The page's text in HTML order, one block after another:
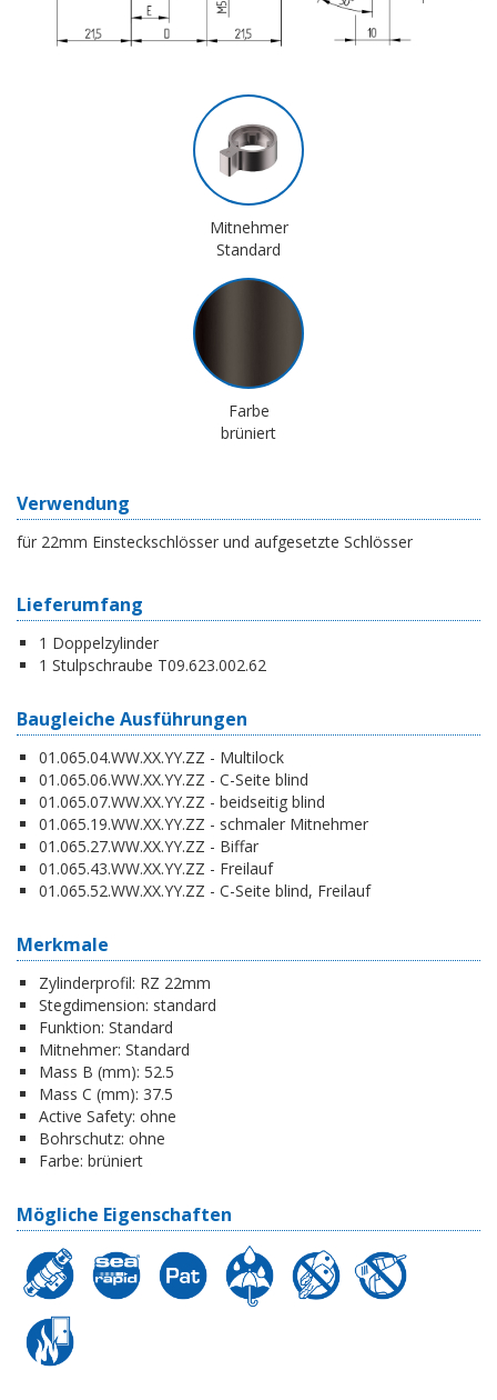
Mitnehmer
Standard
Farbe
brüniert
Verwendung
für 22mm Einsteckschlösser und aufgesetzte Schlösser
Lieferumfang
1 Doppelzylinder
1 Stulpschraube T09.623.002.62
Baugleiche Ausführungen
01.065.04.WW.XX.YY.ZZ - Multilock
01.065.06.WW.XX.YY.ZZ - C-Seite blind
01.065.07.WW.XX.YY.ZZ - beidseitig blind
01.065.19.WW.XX.YY.ZZ - schmaler Mitnehmer
01.065.27.WW.XX.YY.ZZ - Biffar
01.065.43.WW.XX.YY.ZZ - Freilauf
01.065.52.WW.XX.YY.ZZ - C-Seite blind, Freilauf
Merkmale
Zylinderprofil: RZ 22mm
Stegdimension: standard
Funktion: Standard
Mitnehmer: Standard
Mass B (mm): 52.5
Mass C (mm): 37.5
Active Safety: ohne
Bohrschutz: ohne
Farbe: brüniert
Mögliche Eigenschaften